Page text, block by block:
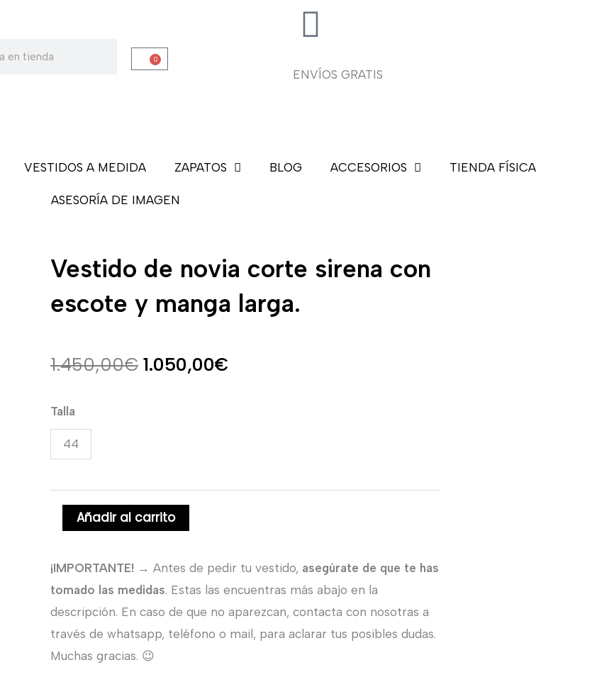
0
Carrito
ENVÍOS GRATIS
VESTIDOS A MEDIDA ZAPATOS BLOG ACCESORIOS TIENDA FÍSICA
ASESORÍA DE IMAGEN
Vestido de novia corte sirena con
escote y manga larga.
1.450,00€ El
1.450,00€.
1.050,00€
1.050,00€.
Talla
44
Vestido
de
novia
y
manga
larga.
cantidad
Añadir al carrito
¡IMPORTANTE! → Antes de pedir tu vestido, asegúrate de que te has
tomado las medidas. Estas las encuentras más abajo en la
descripción. En caso de que no aparezcan, contacta con nosotras a
través de whatsapp, teléfono o mail, para aclarar tus posibles dudas.
Muchas gracias. 😉